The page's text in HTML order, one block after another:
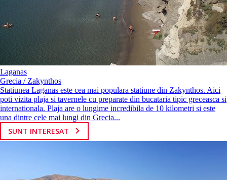
Laganas
Grecia / Zakynthos
Statiunea Laganas este cea mai populara statiune din Zakynthos. Aici
poti vizita plaja si tavernele cu preparate din bucataria tipic greceasca si
internationala. Plaja are o lungime incredibila de 10 kilometri si este
una dintre cele mai lungi din Grecia...
SUNT INTERESAT